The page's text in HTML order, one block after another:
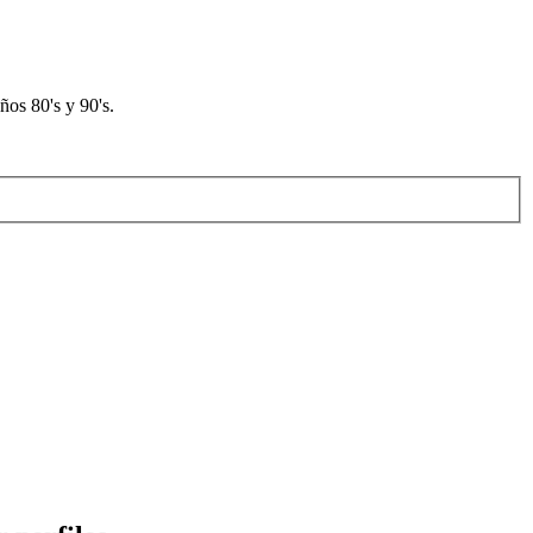
80's y 90's.